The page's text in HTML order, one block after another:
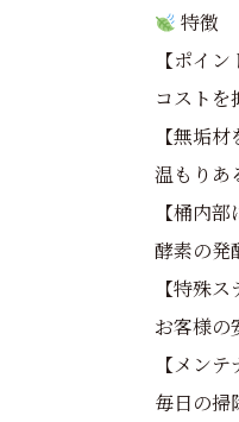
特徴
【ポイ
コストを
【無垢材
温もりあ
【桶内
酵素の発
【特殊
お客様の
【メン
毎日の掃